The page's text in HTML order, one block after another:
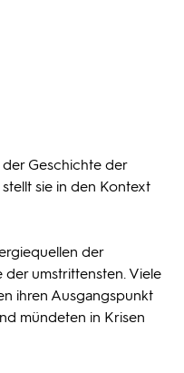
Geschichte der
sie in den Kontext
der
umstrittensten. Viele
ihren Ausgangspunkt
mündeten in Krisen